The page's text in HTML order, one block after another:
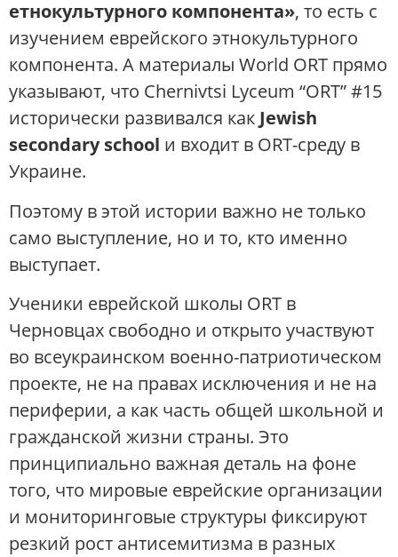
етнокультурного компонента», то есть с
изучением еврейского этнокультурного
компонента. А материалы World ORT прямо
указывают, что Chernivtsi Lyceum “ORT” #15
исторически развивался как Jewish
secondary school и входит в ORT-среду в
Украине.
Поэтому в этой истории важно не только
само выступление, но и то, кто именно
выступает.
Ученики еврейской школы ORT в
Черновцах свободно и открыто участвуют
во всеукраинском военно-патриотическом
проекте, не на правах исключения и не на
периферии, а как часть общей школьной и
гражданской жизни страны. Это
принципиально важная деталь на фоне
того, что мировые еврейские организации
и мониторинговые структуры фиксируют
резкий рост антисемитизма в разных